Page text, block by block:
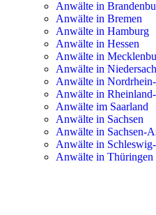
Anwälte in
Anwälte in Bremen
Anwälte in Hamburg
Anwälte in Hessen
Anwälte in
Anwälte in
Anwälte in
Anwälte in
Anwälte im Saarland
Anwälte in Sachsen
Anwälte in Sachsen-
Anwälte in
Anwälte in Thüringen